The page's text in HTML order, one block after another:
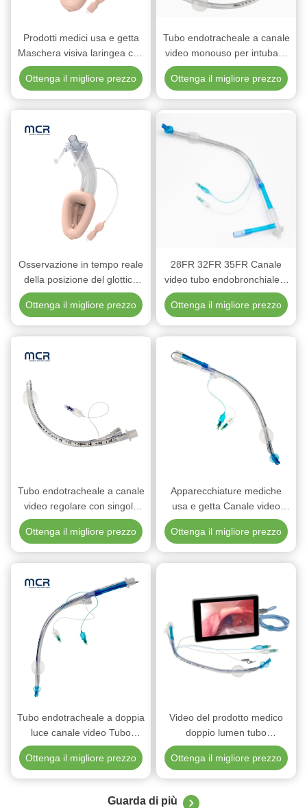
Prodotti medici usa e getta
Maschera visiva laringea con
uso video
Ottenga il migliore prezzo
Tubo endotracheale a canale
video monouso per intubare
con precisione
Ottenga il migliore prezzo
Osservazione in tempo reale
della posizione del glottico
con una maschera video
della laringe per la chirurgia
di anestesia
Ottenga il migliore prezzo
28FR 32FR 35FR Canale
video tubo endobronchiale a
doppia luce con materiale in
PVC
Ottenga il migliore prezzo
Tubo endotracheale a canale
video regolare con singolo
lumen
Ottenga il migliore prezzo
Apparecchiature mediche
usa e getta Canale video
tubo endobronchiale a
doppia luce visivo senza
telecamera
Ottenga il migliore prezzo
Tubo endotracheale a doppia
luce canale video Tubo
endotracheale a doppia luce
Ottenga il migliore prezzo
Video del prodotto medico
doppio lumen tubo
endobronchiale
posizionamento diretto e
preciso
Ottenga il migliore prezzo
Guarda di più